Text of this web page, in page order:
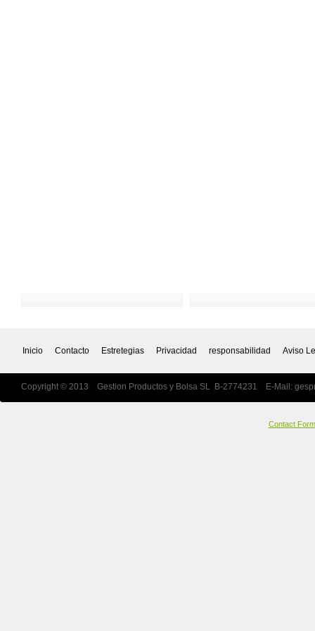
Inicio Contacto Estretegias Privacidad responsabilidad Aviso
Copyright © 2013 Gestion Productos y Bolsa SL B-2774231 E-Mail:
Contact Form